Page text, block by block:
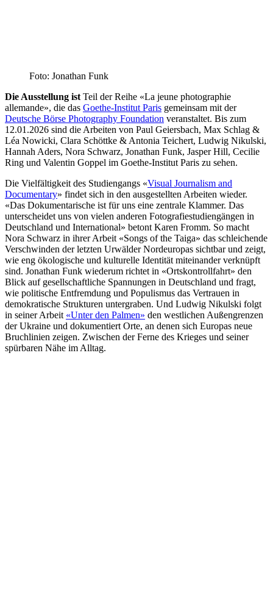
Foto: Jonathan Funk
Die Ausstellung ist Teil der Reihe «La jeune photographie
allemande», die das Goethe-Institut Paris gemeinsam mit der
Deutsche Börse Photography Foundation veranstaltet. Bis zum
12.01.2026 sind die Arbeiten von Paul Geiersbach, Max Schlag &
Léa Nowicki, Clara Schöttke & Antonia Teichert, Ludwig Nikulski,
Hannah Aders, Nora Schwarz, Jonathan Funk, Jasper Hill, Cecilie
Ring und Valentin Goppel im Goethe-Institut Paris zu sehen.
Die Vielfältigkeit des Studiengangs «Visual Journalism and
Documentary» findet sich in den ausgestellten Arbeiten wieder.
«Das Dokumentarische ist für uns eine zentrale Klammer. Das
unterscheidet uns von vielen anderen Fotografiestudiengängen in
Deutschland und International» betont Karen Fromm. So macht
Nora Schwarz in ihrer Arbeit «Songs of the Taiga» das schleichende
Verschwinden der letzten Urwälder Nordeuropas sichtbar und zeigt,
wie eng ökologische und kulturelle Identität miteinander verknüpft
sind. Jonathan Funk wiederum richtet in «Ortskontrollfahrt» den
Blick auf gesellschaftliche Spannungen in Deutschland und fragt,
wie politische Entfremdung und Populismus das Vertrauen in
demokratische Strukturen untergraben. Und Ludwig Nikulski folgt
in seiner Arbeit «Unter den Palmen» den westlichen Außengrenzen
der Ukraine und dokumentiert Orte, an denen sich Europas neue
Bruchlinien zeigen. Zwischen der Ferne des Krieges und seiner
spürbaren Nähe im Alltag.